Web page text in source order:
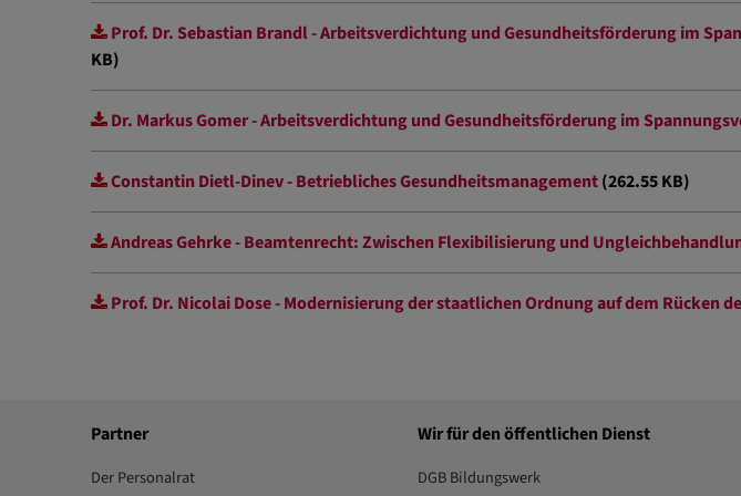
Prof. Dr. Sebastian Brandl - Arbeitsverdichtung und Gesundheitsförderung im
KB)
Dr. Markus Gomer - Arbeitsverdichtung und Gesundheitsförderung im
Constantin Dietl-Dinev - Betriebliches Gesundheitsmanagement(262.55 KB)
Andreas Gehrke - Beamtenrecht: Zwischen Flexibilisierung und
Prof. Dr. Nicolai Dose - Modernisierung der staatlichen Ordnung auf dem Rücken
Partner
Der Personalrat
Wir für den öffentlichen Dienst
DGB Bildungswerk